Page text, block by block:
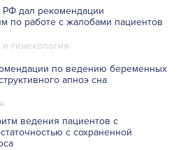
дал рекомендации
по работе с жалобами пациентов
гинекология
по ведению беременных
апноэ сна
ведения пациентов с
с сохраненной